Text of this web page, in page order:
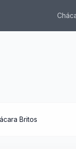
entre as imagens
Britos